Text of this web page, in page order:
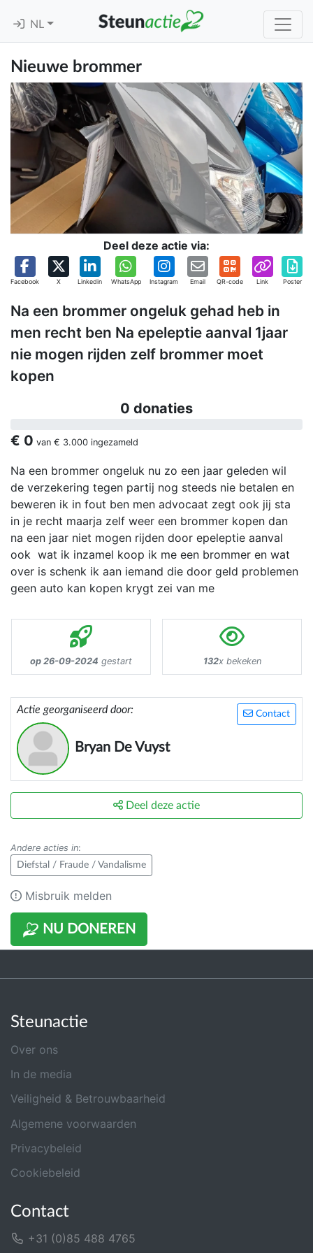
NL
Nieuwe brommer
Deel deze actie via:
Facebook X Linkedin WhatsApp Instagram Email QR-code Link Poster
Na een brommer ongeluk gehad heb in
men recht ben Na epeleptie aanval 1jaar
nie mogen rijden zelf brommer moet
kopen
0 donaties
€ 0 van € 3.000 ingezameld
Na een brommer ongeluk nu zo een jaar geleden wil
de verzekering tegen partij nog steeds nie betalen en
beweren ik in fout ben men advocaat zegt ook jij sta
in je recht maarja zelf weer een brommer kopen dan
na een jaar niet mogen rijden door epeleptie aanval
ook wat ik inzamel koop ik me een brommer en wat
over is schenk ik aan iemand die door geld problemen
geen auto kan kopen krygt zei van me
op 26-09-2024 gestart 132x bekeken
Contact
Actie georganiseerd door:
Bryan De Vuyst
NU DONEREN
Deel deze actie
Andere acties in:
Diefstal / Fraude / Vandalisme
Misbruik melden
Steunactie
Over ons
In de media
Veiligheid & Betrouwbaarheid
Algemene voorwaarden
Privacybeleid
Cookiebeleid
Contact
+31 (0)85 488 4765